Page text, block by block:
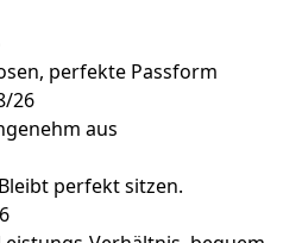
perfekte Passform
26
aus
perfekt sitzen.